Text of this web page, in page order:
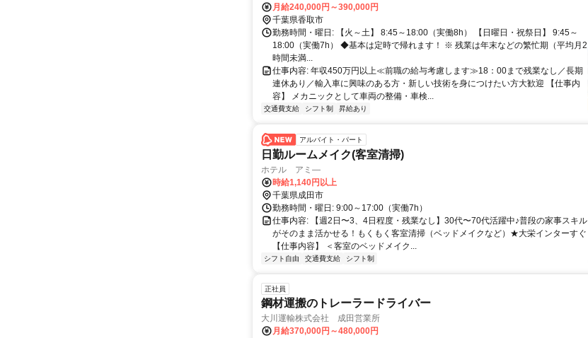
月給240,000円～390,000円
千葉県香取市
勤務時間・曜日: 【火～土】 8:45～18:00（実働8h） 【日曜日・祝祭日】 9:45～
18:00（実働7h） ◆基本は定時で帰れます！ ※ 残業は年末などの繁忙期（平均月2
時間未満...
仕事内容: 年収450万円以上≪前職の給与考慮します≫18：00まで残業なし／長期
連休あり／輸入車に興味のある方・新しい技術を身につけたい方大歓迎 【仕事内
容】 メカニックとして車両の整備・車検...
交通費支給 シフト制 昇給あり
アルバイト・パート
日勤ルームメイク(客室清掃)
ホテル アミ―
時給1,140円以上
千葉県成田市
勤務時間・曜日: 9:00～17:00（実働7h）
仕事内容: 【週2日〜3、4日程度・残業なし】30代〜70代活躍中♪普段の家事スキル
がそのまま活かせる！もくもく客室清掃（ベッドメイクなど）★大栄インターすぐ
【仕事内容】 ＜客室のベッドメイク...
シフト自由 交通費支給 シフト制
正社員
鋼材運搬のトレーラードライバー
大川運輸株式会社 成田営業所
月給370,000円～480,000円